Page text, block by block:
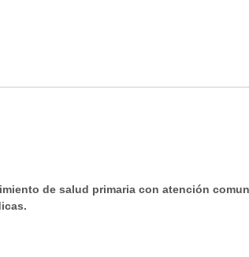
de salud primaria con atención